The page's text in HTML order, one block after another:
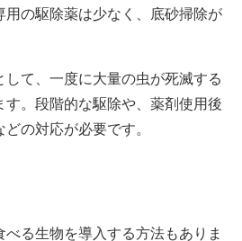
用の駆除薬は少なく、底砂掃除が
て、一度に大量の虫が死滅する
す。段階的な駆除や、薬剤使用後
の対応が必要です。
る生物を導入する方法もありま